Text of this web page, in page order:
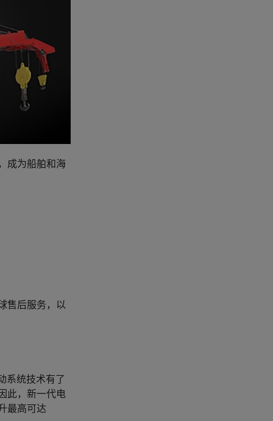
成为船舶和海
售后服务，以
系统技术有了
此，新一代电
最高可达